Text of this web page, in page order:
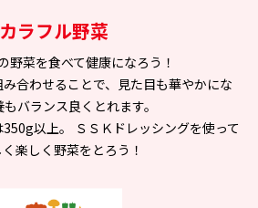
カラフル野菜
野菜を食べて健康になろう！
合わせることで、見た目も華やかにな
もバランス良くとれます。
以上。
ＳＳＫドレッシングを使って
楽しく野菜をとろう！